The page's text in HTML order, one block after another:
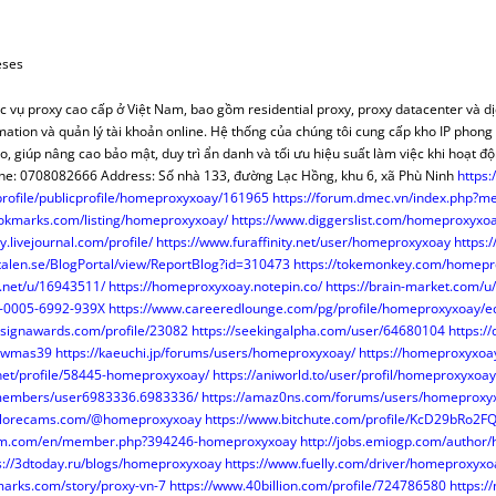
INFORMES MENSUALES F.N.
VARIOS F.N.
(NRUA)
QUÉ…?
SENA
EN BOE
SENTENCIAS FISCAL
VARIOS FISCAL
REVISTA DERECHO CIVIL
VARIOS DOCTRINA
ARTÍCULOS CYD
NORMAS CYD
TEMAS PRÁCTICOS
COLABORADORES
VARIOS CYD
PINCELADAS
ARTÍCULOS INTER.
PAÍSES
DICTÁMENES INTERNAC.
VARIOS INTER.
DERECHO EUROPEO
ARTÍCULOS D.E.
NORMATIVA D.E.
AULA SOCIAL
ARTÍCULOS
DISPOSICIONES
OPINIÓN
FUTURAS NORMAS
INFORMES MENSUALES F.N.
PÁGINAS ESPECIALES
VARIOS F.N.
TERRITORIO
INFORMES PERIODICOS
ARTÍCULOS TERRITORIO
HERRAMIENTAS
NORMAS TERRITORIO
VARIOS TERRITORIO
RINCÓN LITERARIO
ENTREVISTAS
CONCURSOS
CORREO
COMPARATIVAS ARTÍCULOS
TERRITORIO
MODELOS MERCANTIL
REDACCIÓN JURÍDICA
¡SABÍAS QUÉ?
CALCULA
CUOTA
vụ proxy cao cấp ở Việt Nam, bao gồm residential proxy, proxy datacenter và
và quản lý tài khoản online. Hệ thống của chúng tôi cung cấp kho IP
giúp nâng cao bảo mật, duy trì ẩn danh và tối ưu hiệu suất làm việc khi hoạt
0708082666 Address: Số nhà 133, đường Lạc Hồng, khu 6, xã Phù Ninh
publicprofile/homeproxyxoay/161965 https://forum.dmec.vn/
listing/homeproxyxoay/ https://www.diggerslist.com/
profile/ https://www.furaffinity.net/user/homeproxyxoay
BlogPortal/view/ReportBlog?id=310473 https://tokemonkey.com/
u/16943511/ https://homeproxyxoay.notepin.co/ https://brain-market.com/
6992-939X https://www.careeredlounge.com/pg/profile/homeproxyxoay/
profile/23082 https://seekingalpha.com/user/64680104 https://
https://kaeuchi.jp/forums/users/homeproxyxoay/ https://
profile/58445-homeproxyxoay/ https://aniworld.to/user/profil/homeproxyxoay
user6983336.6983336/ https://amaz0ns.com/forums/users/
@homeproxyxoay https://www.bitchute.com/profile/
en/member.php?394246-homeproxyxoay http://jobs.emiogp.com/author/
3dtoday.ru/blogs/homeproxyxoay https://www.fuelly.com/driver/
story/proxy-vn-7 https://www.40billion.com/profile/724786580